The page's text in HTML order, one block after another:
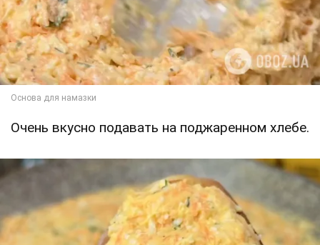
Очень вкусно подавать на поджаренном хлебе.